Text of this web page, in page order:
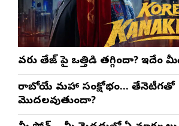
వరుణ్ తేజ్‌ పై ఒత్తిడి తగ్గిందా?
రాబోయే మహా సంక్షోభం… తేనెటీగతో
మొదలవుతుందా?